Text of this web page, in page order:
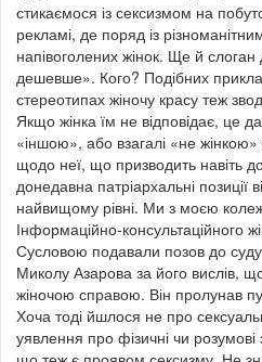
стикаємося із сексизмом на
рекламі, де поряд із
напівоголених жінок. Ще й
дешевше». Кого? Подібних
стереотипах жіночу красу теж
Якщо жінка їм не відповідає, це
«іншою», або взагалі «не
щодо неї, що призводить навіть
донедавна патріархальні позиції
найвищому рівні. Ми з моєю
Інформаційно-консультаційного
Сусловою подавали позов до
Миколу Азарова за його вислів,
жіночою справою. Він пролунав
Хоча тоді йшлося не про
уявлення про фізичні чи розумові